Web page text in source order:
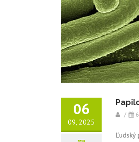
06
09, 2025
/
Ľudský